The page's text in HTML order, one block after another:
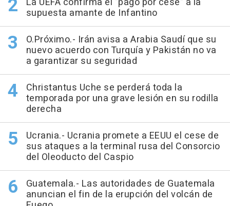
supuesta amante de Infantino
O.Próximo.- Irán avisa a Arabia Saudí que su
nuevo acuerdo con Turquía y Pakistán no va
a garantizar su seguridad
Christantus Uche se perderá toda la
temporada por una grave lesión en su rodilla
derecha
Ucrania.- Ucrania promete a EEUU el cese de
sus ataques a la terminal rusa del Consorcio
del Oleoducto del Caspio
Guatemala.- Las autoridades de Guatemala
anuncian el fin de la erupción del volcán de